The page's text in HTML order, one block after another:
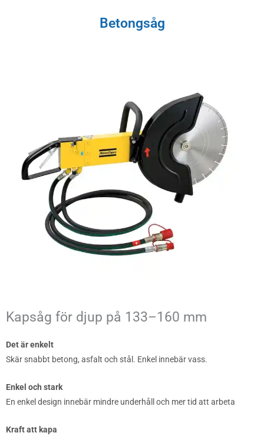
Betongsåg
Kapsåg för djup på 133–160 mm
Det är enkelt
Skär snabbt betong, asfalt och stål. Enkel innebär vass.
Enkel och stark
En enkel design innebär mindre underhåll och mer tid att arbeta
Kraft att kapa